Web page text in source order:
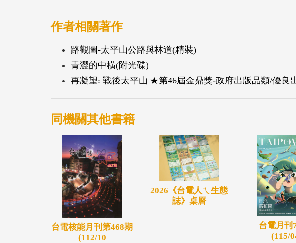
角見證了大甲溪流域文化進程的真實面貌。
作者相關著作
路觀圖-太平山公路與林道(精裝)
青澀的中橫(附光碟)
再凝望: 戰後太平山 ★第46屆金鼎獎-政府出版品類/優良
同機關其他書籍
台電核能月刊第468期
(112/10
2026《台電人ㄟ生態
誌》桌曆
台電月刊
(115/